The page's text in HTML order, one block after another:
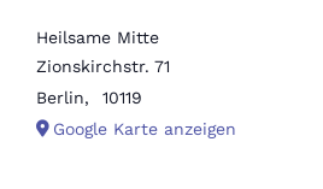
Heilsame Mitte
Zionskirchstr. 71
Berlin,
10119
Google Karte anzeigen